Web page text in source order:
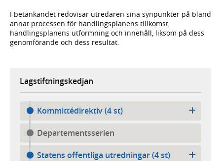
I betänkandet redovisar utredaren sina synpunkter på bland
annat processen för handlingsplanens tillkomst,
handlingsplanens utformning och innehåll, liksom på dess
genomförande och dess resultat.
Lagstiftningskedjan
Kommittédirektiv (4 st)
Departementsserien
Statens offentliga utredningar (4 st)